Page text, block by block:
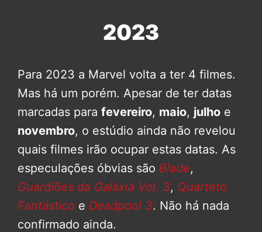
2023
Para 2023 a Marvel volta a ter 4 filmes.
Mas há um porém. Apesar de ter datas
marcadas para fevereiro, maio, julho e
novembro, o estúdio ainda não revelou
quais filmes irão ocupar estas datas. As
especulações óbvias são Blade,
Guardiões da Galáxia Vol. 3, Quarteto
Fantástico e Deadpool 3. Não há nada
confirmado ainda.